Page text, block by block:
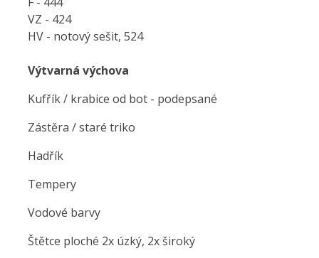
VZ - 424
HV - notový sešit, 524
Výtvarná výchova
Kufřík / krabice od bot - podepsané
Zástěra / staré triko
Hadřík
Tempery
Vodové barvy
Štětce ploché 2x úzký, 2x široký